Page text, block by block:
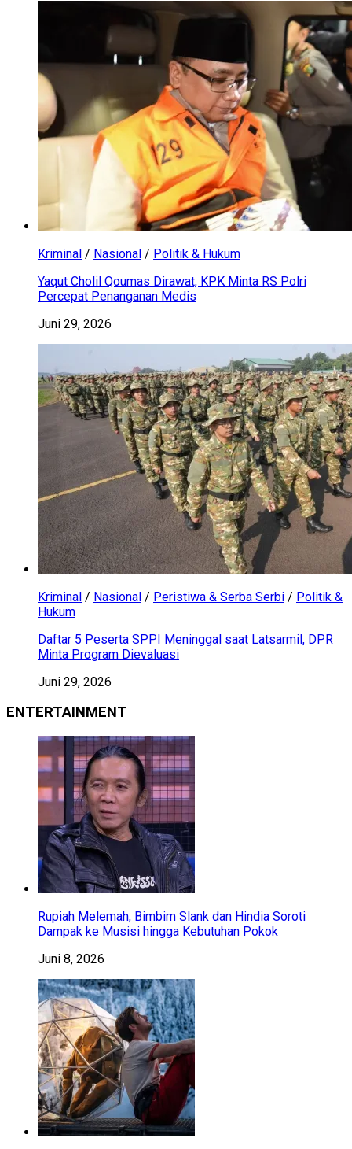
Kriminal / Nasional / Politik & Hukum
Yaqut Cholil Qoumas Dirawat, KPK Minta RS Polri
Percepat Penanganan Medis
Juni 29, 2026
Kriminal / Nasional / Peristiwa & Serba Serbi / Politik &
Hukum
Daftar 5 Peserta SPPI Meninggal saat Latsarmil, DPR
Minta Program Dievaluasi
Juni 29, 2026
ENTERTAINMENT
Rupiah Melemah, Bimbim Slank dan Hindia Soroti
Dampak ke Musisi hingga Kebutuhan Pokok
Juni 8, 2026